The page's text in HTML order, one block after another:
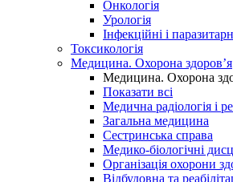
Онкологія
Урологія
Інфекційні і
Токсикологія
Медицина. Охорона здоров’я
Медицина. Охорона
Показати всі
Медична радіологія і
Загальна медицина
Сестринська справа
Медико-біологічні
Організація охорони
Відбудовна та